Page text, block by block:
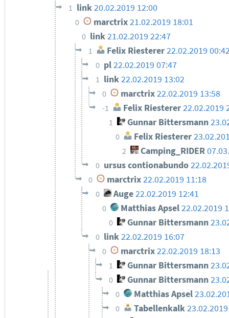
1 link20.02.2019 12:00
0 marctrix21.02.2019 18:01
0 link21.02.2019 22:47
1 Felix Riesterer22.02.2019
0 pl22.02.2019 07:47
1 link22.02.2019 13:02
0 marctrix 22.02.2019 13:58
-1 Felix Riesterer 22.02.2019
1 Gunnar Bittersmann
0 Felix Riesterer
2 Camping_RIDER
0 ursus contionabundo
0 marctrix22.02.2019 11:18
0 Auge22.02.2019 12:41
0 Matthias Apsel 22.02.2019
0 Gunnar Bittersmann
0 link22.02.2019 16:07
0 marctrix 22.02.2019 18:13
1 Gunnar Bittersmann
0 Gunnar Bittersmann
0 Matthias Apsel
0 Tabellenkalk